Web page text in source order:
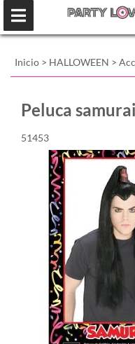
Inicio > HALLOWEEN >
Peluca samurai
51453